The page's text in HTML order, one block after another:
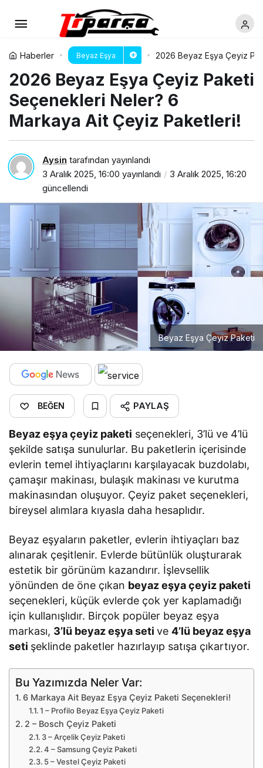
Haberler Beyaz Eşya 2026 Beyaz Eşya Çeyiz
2026 Beyaz Eşya Çeyiz Paketi
Seçenekleri Neler? 6
Markaya Ait Çeyiz Paketleri!
Aysin tarafından yayınlandı
3 Aralık 2025, 16:00 yayınlandı
3 Aralık 2025, 16:20
güncellendi
Beyaz Eşya Çeyiz Paketi
BEĞEN PAYLAŞ
Beyaz eşya çeyiz paketi seçenekleri, 3’lü ve 4’lü
şekilde satışa sunulurlar. Bu paketlerin içerisinde
evlerin temel ihtiyaçlarını karşılayacak buzdolabı,
çamaşır makinası, bulaşık makinası ve kurutma
makinasından oluşuyor. Çeyiz paket seçenekleri,
bireysel alımlara kıyasla daha hesaplıdır.
Beyaz eşyaların paketler, evlerin ihtiyaçları baz
alınarak çeşitlenir. Evlerde bütünlük oluşturarak
estetik bir görünüm kazandırır. İşlevsellik
yönünden de öne çıkan beyaz eşya çeyiz paketi
seçenekleri, küçük evlerde çok yer kaplamadığı
için kullanışlıdır. Birçok popüler beyaz eşya
markası, 3’lü beyaz eşya setive4’lü beyaz eşya
seti şeklinde paketler hazırlayıp satışa çıkartıyor.
Bu Yazımızda Neler Var:
6 Markaya Ait Beyaz Eşya Çeyiz Paketi Seçenekleri!
1 – Profilo Beyaz Eşya Çeyiz Paketi
2 – Bosch Çeyiz Paketi
3 – Arçelik Çeyiz Paketi
4 – Samsung Çeyiz Paketi
5 – Vestel Çeyiz Paketi